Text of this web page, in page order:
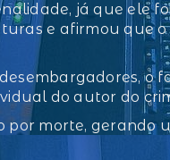
já que ele
e afirmou que
o
do autor do
por morte, gerando